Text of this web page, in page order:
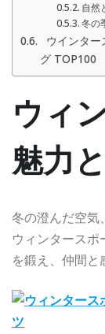
自然
冬の
ウインタ
グ TOP100
ウィ
魅力
冬の澄んだ空気
ウィンタース
を鍛え、仲間と